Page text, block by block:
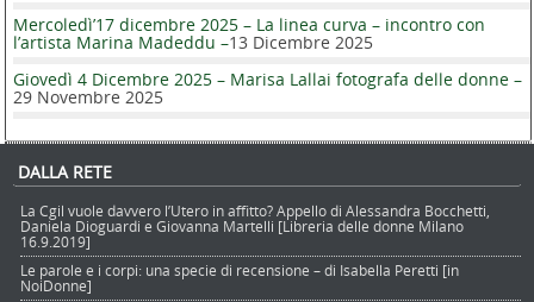
Mercoledì’17 dicembre 2025 – La linea curva – incontro con
l’artista Marina Madeddu –13 Dicembre 2025
Giovedì 4 Dicembre 2025 – Marisa Lallai fotografa delle donne –
29 Novembre 2025
DALLA RETE
La Cgil vuole davvero l’Utero in affitto? Appello di Alessandra Bocchetti,
Daniela Dioguardi e Giovanna Martelli [Libreria delle donne Milano
16.9.2019]
Le parole e i corpi: una specie di recensione – di Isabella Peretti [in
NoiDonne]